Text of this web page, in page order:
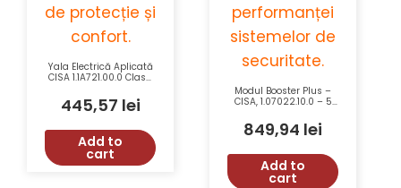
Yala Electrică Aplicată
CISA 1.1A721.00.0 Clasa
2750g
445,57 lei
Add to
cart
Modul Booster Plus –
CISA, 1.07022.10.0 – 5
Deschidere, Semnal
Stare Ușă, Mentinere
Adaptor Tensiune 12V-
24V
849,94 lei
Add to
cart